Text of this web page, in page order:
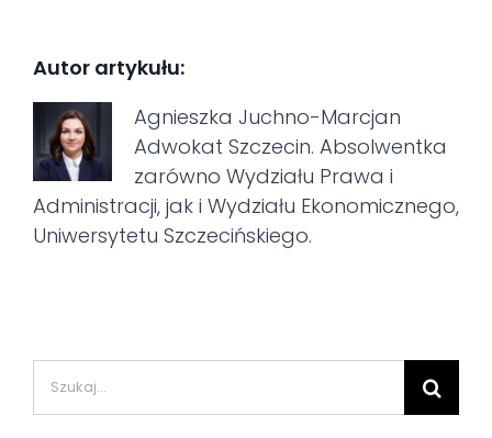
Autor artykułu:
Agnieszka Juchno-Marcjan
Adwokat Szczecin. Absolwentka
zarówno Wydziału Prawa i
Administracji, jak i Wydziału Ekonomicznego,
Uniwersytetu Szczecińskiego.